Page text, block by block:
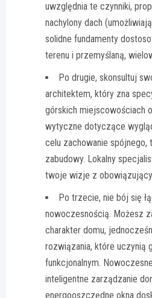
uwzględnia te czynniki,
nachylony dach
solidne fundamenty
terenu i przemyślaną,
Po drugie, skonsultuj
architektem, który zna
górskich miejscowościach
wytyczne dotyczące
celu zachowanie spójnego,
zabudowy. Lokalny
twoje wizje z
Po trzecie, nie bój się
nowoczesnością. Możesz
charakter domu,
rozwiązania, które uczynią
funkcjonalnym.
inteligentne zarządzanie
energooszczędne okna